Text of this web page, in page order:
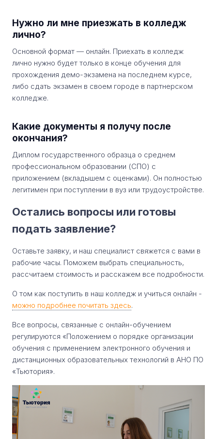
Нужно ли мне приезжать в колледж
лично?
Основной формат — онлайн. Приехать в колледж
лично нужно будет только в конце обучения для
прохождения демо-экзамена на последнем курсе,
либо сдать экзамен в своем городе в партнерском
колледже.
Какие документы я получу после
окончания?
Диплом государственного образца о среднем
профессиональном образовании (СПО) с
приложением (вкладышем с оценками). Он полностью
легитимен при поступлении в вуз или трудоустройстве.
Остались вопросы или готовы
подать заявление?
Оставьте заявку, и наш специалист свяжется с вами в
рабочие часы. Поможем выбрать специальность,
рассчитаем стоимость и расскажем все подробности.
О том как поступить в наш колледж и учиться онлайн -
можно подробнее почитать здесь.
Все вопросы, связанные с онлайн-обучением
регулируются «Положением о порядке организации
обучения с применением электронного обучения и
дистанционных образовательных технологий в АНО ПО
«Тьютория».